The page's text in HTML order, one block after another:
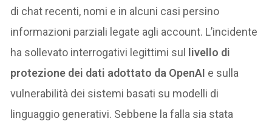
di chat recenti, nomi e in alcuni casi persino
informazioni parziali legate agli account. L’incidente
ha sollevato interrogativi legittimi sul livello di
protezione dei dati adottato da OpenAI e sulla
vulnerabilità dei sistemi basati su modelli di
linguaggio generativi. Sebbene la falla sia stata